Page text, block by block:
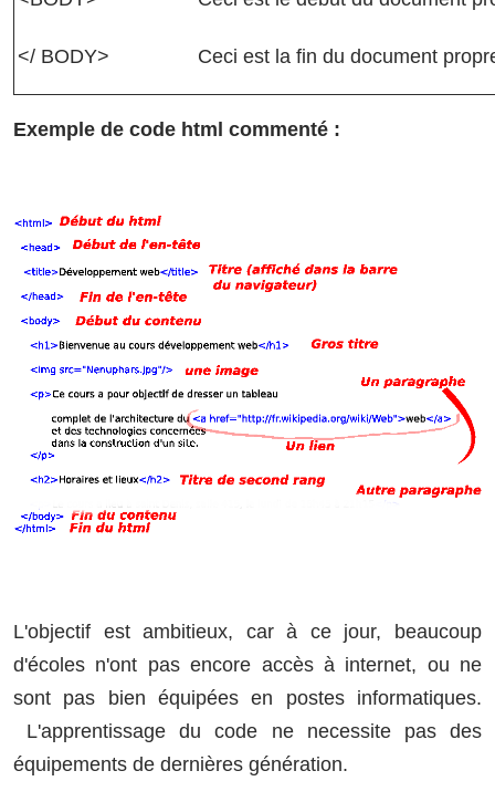
</ BODY> Ceci est la fin du document
Exemple de code html commenté :
L'objectif est ambitieux, car à ce jour, beaucoup
d'écoles n'ont pas encore accès à internet, ou ne
sont pas bien équipées en postes informatiques.
L'apprentissage du code ne necessite pas des
équipements de dernières génération.